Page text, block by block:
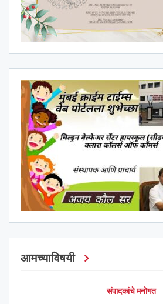
आमच्याविषयी
संपादकांचे मनोगत